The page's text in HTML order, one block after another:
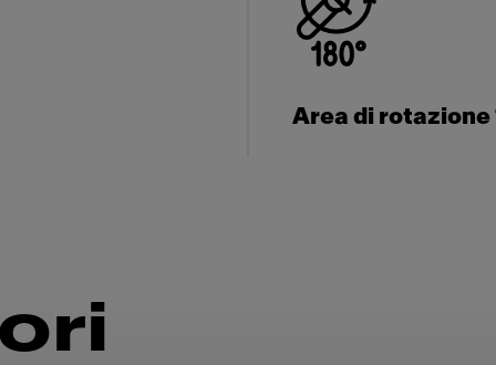
Area di rotazione